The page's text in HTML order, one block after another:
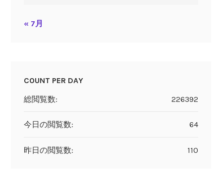
« 7月
COUNT PER DAY
226392
総閲覧数:
64
今日の閲覧数:
110
昨日の閲覧数: